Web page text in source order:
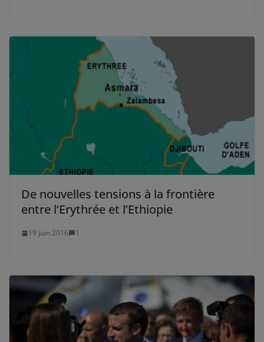
De nouvelles tensions à la frontière
entre l’Erythrée et l’Ethiopie
19 juin 2016 1